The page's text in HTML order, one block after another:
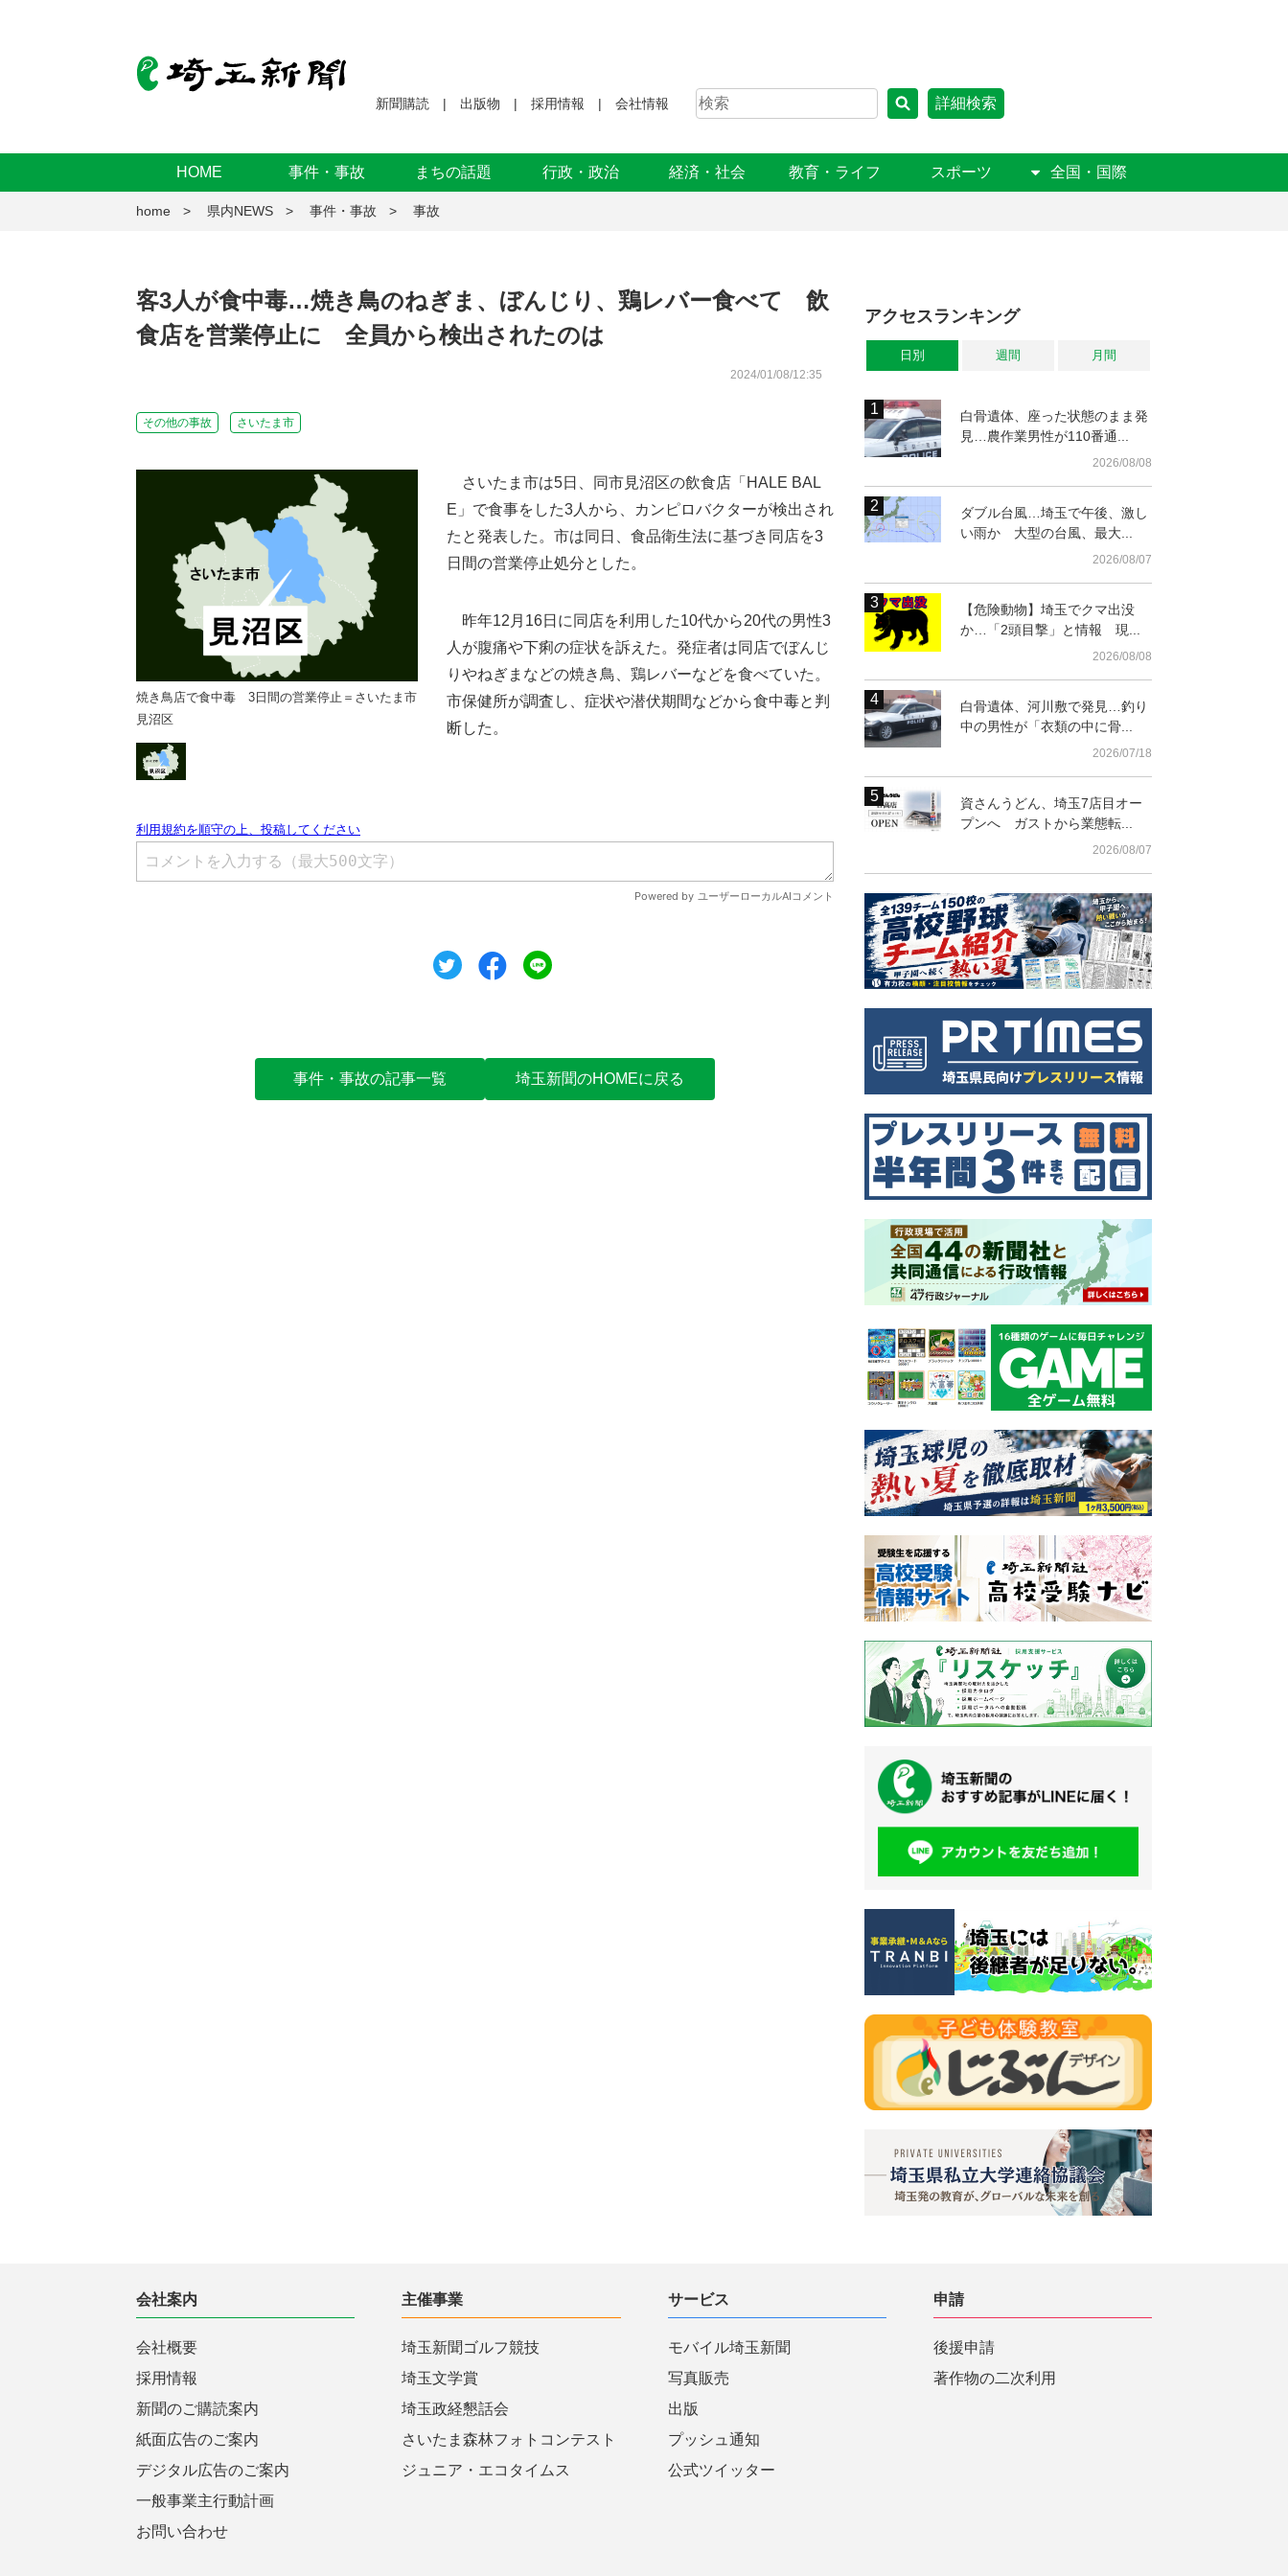
新聞購読 出版物 採用情報 会社情報 詳細検索
HOME 事件・事故 まちの話題 行政・政治 経済・社会 教育・ライフ スポーツ 全国・国際
home 県内NEWS 事件・事故 事故
客3人が食中毒…焼き鳥のねぎま、ぼんじり、鶏レバー食べて 飲
食店を営業停止に 全員から検出されたのは
2024/01/08/12:35
その他の事故 さいたま市
焼き鳥店で食中毒 3日間の営業停止＝さいたま市
見沼区
焼き鳥店で食中毒 3日間の営業停止＝さいたま市
見沼区
さいたま市は5日、同市見沼区の飲食店「HALE BAL
E」で食事をした3人から、カンピロバクターが検出され
たと発表した。市は同日、食品衛生法に基づき同店を3
日間の営業停止処分とした。
昨年12月16日に同店を利用した10代から20代の男性3
人が腹痛や下痢の症状を訴えた。発症者は同店でぼんじ
りやねぎまなどの焼き鳥、鶏レバーなどを食べていた。
市保健所が調査し、症状や潜伏期間などから食中毒と判
断した。
ツイートシェア
事件・事故の記事一覧 埼玉新聞のHOMEに戻る
アクセスランキング
日別 週間 月間
白骨遺体、座った状態のまま発
見…農作業男性が110番通...
2026/08/08
ダブル台風…埼玉で午後、激し
い雨か 大型の台風、最大...
2026/08/07
【危険動物】埼玉でクマ出没
か…「2頭目撃」と情報 現...
2026/08/08
白骨遺体、河川敷で発見…釣り
中の男性が「衣類の中に骨...
2026/07/18
資さんうどん、埼玉7店目オー
プンへ ガストから業態転...
2026/08/07
会社案内
会社概要
採用情報
新聞のご購読案内
紙面広告のご案内
デジタル広告のご案内
一般事業主行動計画
お問い合わせ
主催事業
埼玉新聞ゴルフ競技
埼玉文学賞
埼玉政経懇話会
さいたま森林フォトコンテスト
ジュニア・エコタイムス
サービス
モバイル埼玉新聞
写真販売
出版
プッシュ通知
公式ツイッター
申請
後援申請
著作物の二次利用